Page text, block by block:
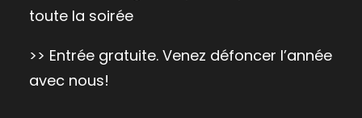
toute la soirée
>> Entrée gratuite. Venez défoncer l’année
avec nous!